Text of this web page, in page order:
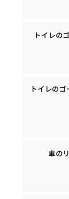
トイレの
トイレの
車の